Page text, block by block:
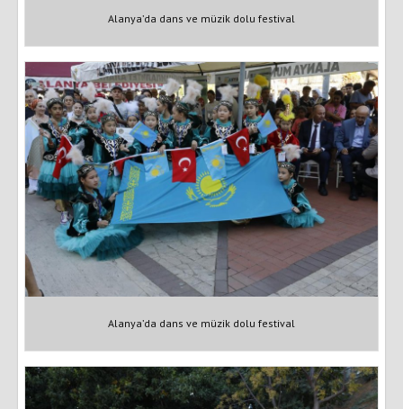
Alanya’da dans ve müzik dolu festival
Alanya’da dans ve müzik dolu festival